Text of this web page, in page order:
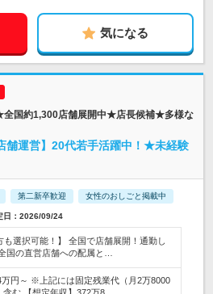
気になる
全国約1,300店舗展開中★店長候補★多様な
舗運営】20代若手活躍中！★未経験
第二新卒歓迎 女性のおしごと掲載中
日：2026/09/24
も選択可能！】 全国で店舗展開！通勤し
国の直営店舗への配属と…
円～ ※上記には固定残業代（月2万8000